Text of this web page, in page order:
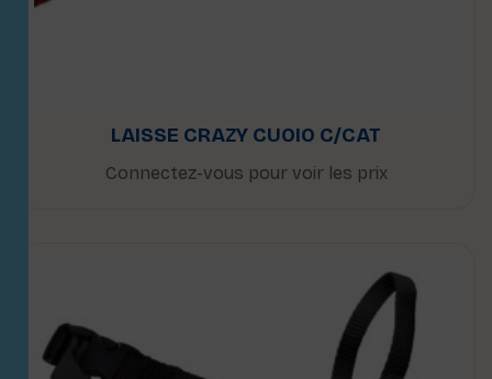
LAISSE CRAZY CUOIO C/CAT
Connectez-vous pour voir les prix